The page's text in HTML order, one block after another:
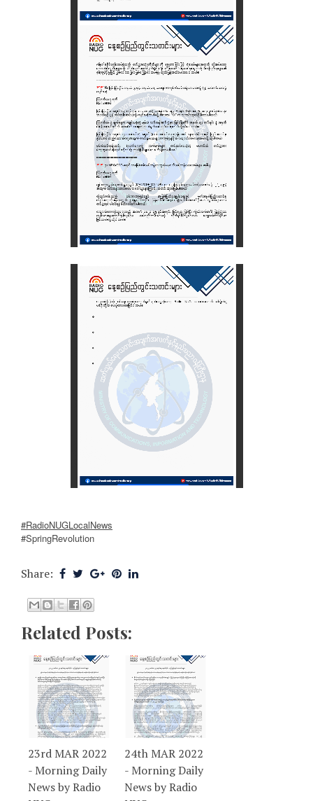
#RadioNUGLocalNews
#SpringRevolution
Share:
Related Posts:
23rd MAR 2022
- Morning Daily
News by Radio
24th MAR 2022
- Morning Daily
News by Radio